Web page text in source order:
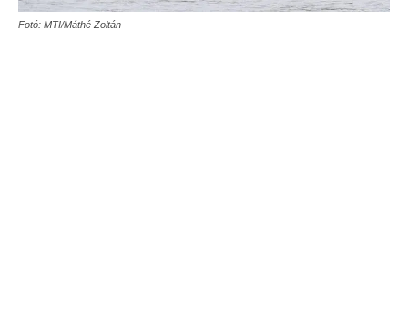
Fotó: MTI/Máthé Zoltán